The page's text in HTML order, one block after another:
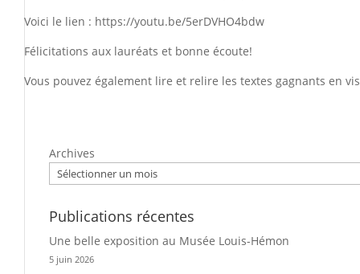
Voici le lien : https://youtu.be/5erDVHO4bdw
Félicitations aux lauréats et bonne écoute!
Vous pouvez également lire et relire les textes gagnants en
Archives
Publications récentes
Une belle exposition au Musée Louis-Hémon
5 juin 2026